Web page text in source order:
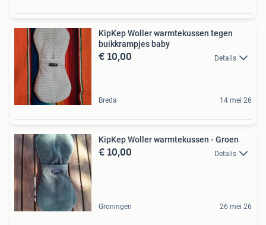
KipKep Woller warmtekussen tegen
buikkrampjes baby
€ 10,00 Details
Breda 14 mei 26
KipKep Woller warmtekussen - Groen
€ 10,00 Details
Groningen 26 mei 26